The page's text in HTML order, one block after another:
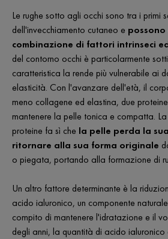
Le rughe sotto agli occhi sono tra i primi
dell'invecchiamento cutaneo e
combinazione di fattori intrinseci
del contorno occhi è particolarmente
caratteristica la rende più vulnerabile ai
elasticità. Con l'avanzare dell'età, il
meno collagene ed elastina, due
mantenere la pelle tonica e compatta.
proteine fa sì che la pelle perda la
ritornare alla sua forma originale
o piegata, portando alla formazione di
Un altro fattore determinante è la
acido ialuronico, un componente
compito di mantenere l'idratazione e il
degli anni, la quantità di acido ialuronico